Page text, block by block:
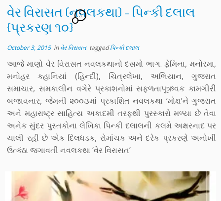
વેર વિરાસત (નવલકથા) – પિન્કી દલાલ
{પ્રકરણ ૧૦}
3
October 3, 2015inવેર વિરાસત taggedપિન્કી દલાલ
આજે માણો વેર વિરાસત નવલકથાનો દસમો ભાગ. ફેમિના, મનોરમા,
મનોહર કહાનિયાં (હિન્દી), ચિત્રલેખા, અભિયાન, ગુજરાત
સમાચાર, સમકાલીન વગેરે પ્રકાશનોમાં સફળતાપૂઋવક કામગીરી
બજાવનાર, જેમની ૨૦૦૩માં પ્રકાશિત નવલકથા ‘મોક્ષ’ને ગુજરાત
અને મહારાષ્ટ્ર સાહિત્ય અકાદમી તરફથી પુરસ્કારો મળ્યા છે તેવા
અનેક સુંદર પુસ્તકોના લેખિકા પિન્કી દલાલની કલમે અક્ષરનાદ પર
ચાલી રહી છે એક દિલધડક, રોમાંચક અને દરેક પ્રકરણે અનોખી
ઉત્કંઠા જગાવતી નવલકથા ‘વેર વિરાસત’